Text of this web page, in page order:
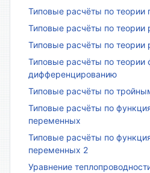
Типовые расчёты по теории
Типовые расчёты по теории
Типовые расчёты по теории
Типовые расчёты по теории
дифференцированию
Типовые расчёты по
Типовые расчёты по
переменных
Типовые расчёты по
переменных 2
Уравнение